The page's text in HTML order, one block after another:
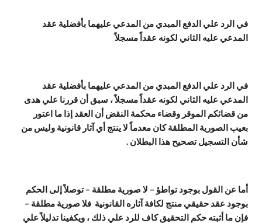
في الرد علي الدفع المبدي من المدعي عليهما بأفضلية عقد
المدعي عليه الثاني لكونه عقداً مسجلاً
في الرد علي الدفع المبدي من المدعي عليهما بأفضلية عقد
المدعي عليه الثاني لكونه عقداً مسجلاً ، سبق أن قررنا علي هدى
من قضائكم الموقر وقضاء محكمة النقض أن العقد إذا ما اعتور
بعيب الصورية المطلقة كان معدماً لا ينتج أي آثار قانونية وليس من
شأن التسجيل تصحيح هذا البطلان .
أما عن القول بوجود تواطؤ – لا صورية مطلقة – توصلاً إلى الحكم
بوجود عقد حقيقي منتج لكافة آثاره القانونية فلا صورية مطلقة –
فإن ما أثبته حكم التحقيق كاف للرد علي ذلك ، ويكفينا تدليلاً علي